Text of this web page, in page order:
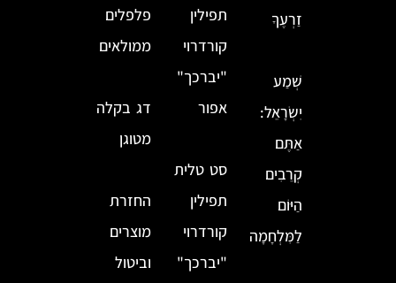
זַרְעֶךָ
שְׁמַע
יִשְׂרָאֵל:
אַתֶּם
קְרֵבִים
הַיּוֹם
לַמִּלְחָמָה
תפילין
קורדרוי
"יברכך"
אפור
סט טלית
תפילין
קורדרוי
"יברכך"
פלפלים
ממולאים
דג בקלה
מטוגן
החזרת
מוצרים
וביטול